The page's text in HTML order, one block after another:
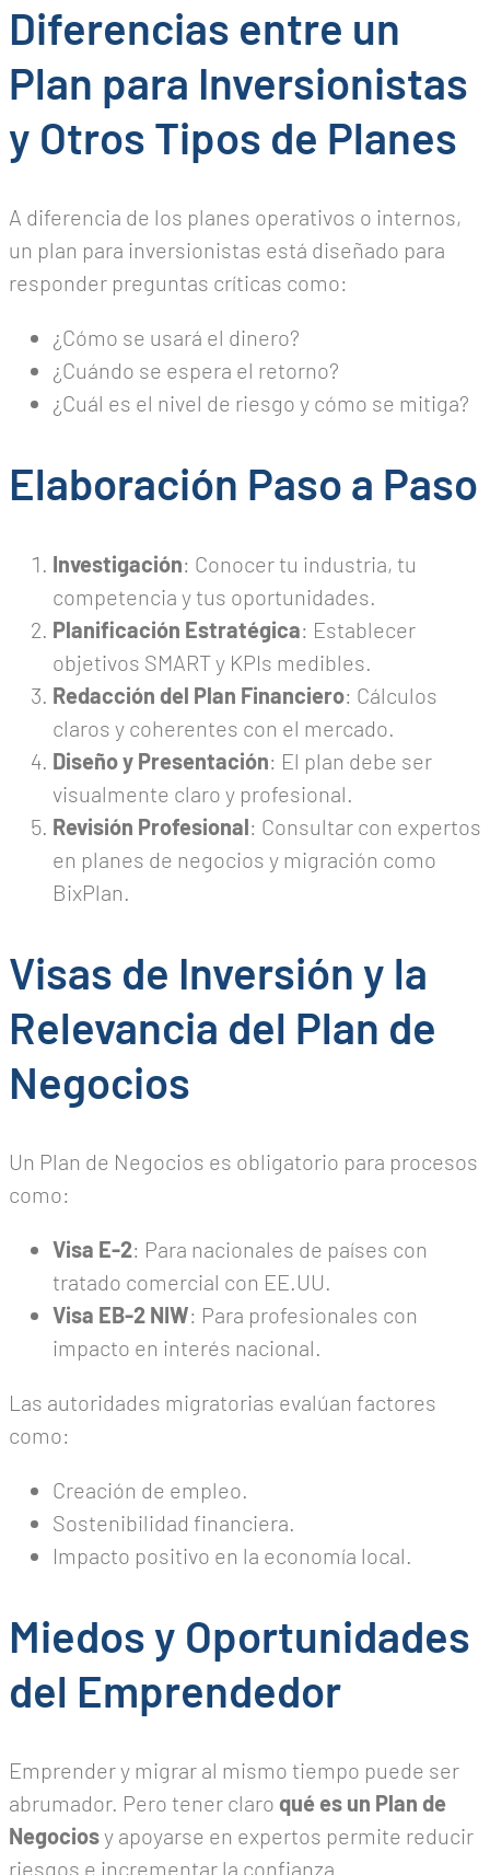
Diferencias entre un
Plan para Inversionistas
y Otros Tipos de Planes
A diferencia de los planes operativos o internos,
un plan para inversionistas está diseñado para
responder preguntas críticas como:
¿Cómo se usará el dinero?
¿Cuándo se espera el retorno?
¿Cuál es el nivel de riesgo y cómo se mitiga?
Elaboración Paso a Paso
Investigación: Conocer tu industria, tu
competencia y tus oportunidades.
Planificación Estratégica: Establecer
objetivos SMART y KPIs medibles.
Redacción del Plan Financiero: Cálculos
claros y coherentes con el mercado.
Diseño y Presentación: El plan debe ser
visualmente claro y profesional.
Revisión Profesional: Consultar con expertos
en planes de negocios y migración como
BixPlan.
Visas de Inversión y la
Relevancia del Plan de
Negocios
Un Plan de Negocios es obligatorio para procesos
como:
Visa E-2: Para nacionales de países con
tratado comercial con EE.UU.
Visa EB-2 NIW: Para profesionales con
impacto en interés nacional.
Las autoridades migratorias evalúan factores
como:
Creación de empleo.
Sostenibilidad financiera.
Impacto positivo en la economía local.
Miedos y Oportunidades
del Emprendedor
Emprender y migrar al mismo tiempo puede ser
abrumador. Pero tener claro qué es un Plan de
Negociosy apoyarse en expertos permite reducir
riesgos e incrementar la confianza.